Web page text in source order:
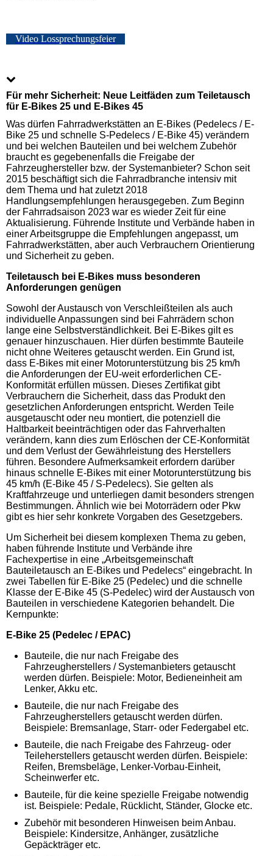
Video Lossprechungsfeier
Für mehr Sicherheit: Neue Leitfäden zum Teiletausch
für E-Bikes 25 und E-Bikes 45
Was dürfen Fahrradwerkstätten an E-Bikes (Pedelecs / E-
Bike 25 und schnelle S-Pedelecs / E-Bike 45) verändern
und bei welchen Bauteilen und bei welchem Zubehör
braucht es gegebenenfalls die Freigabe der
Fahrzeughersteller bzw. der Systemanbieter? Schon seit
2015 beschäftigt sich die Fahrradbranche intensiv mit
dem Thema und hat zuletzt 2018
Handlungsempfehlungen herausgegeben. Zum Beginn
der Fahrradsaison 2023 war es wieder Zeit für eine
Aktualisierung. Führende Institute und Verbände haben in
einer Arbeitsgruppe die Empfehlungen angepasst, um
Fahrradwerkstätten, aber auch Verbrauchern Orientierung
und Sicherheit zu geben.
Teiletausch bei E-Bikes muss besonderen
Anforderungen genügen
Sowohl der Austausch von Verschleißteilen als auch
individuelle Anpassungen sind bei Fahrrädern schon
lange eine Selbstverständlichkeit. Bei E-Bikes gilt es
genauer hinzuschauen. Hier dürfen bestimmte Bauteile
nicht ohne Weiteres getauscht werden. Ein Grund ist,
dass E-Bikes mit einer Motorunterstützung bis 25 km/h
die Anforderungen der EU-weit erforderlichen CE-
Konformität erfüllen müssen. Dieses Zertifikat gibt
Verbrauchern die Sicherheit, dass das Produkt den
gesetzlichen Anforderungen entspricht. Werden Teile
ausgetauscht oder neu montiert, die potenziell die
Haltbarkeit beeinträchtigen oder das Fahrverhalten
verändern, kann dies zum Erlöschen der CE-Konformität
und dem Verlust der Gewährleistung des Herstellers
führen. Besondere Aufmerksamkeit erfordern darüber
hinaus schnelle E-Bikes mit einer Motorunterstützung bis
45 km/h (E-Bike 45 / S-Pedelecs). Sie gelten als
Kraftfahrzeuge und unterliegen damit besonders strengen
Bestimmungen. Ähnlich wie bei Motorrädern oder Pkw
gibt es hier sehr konkrete Vorgaben des Gesetzgebers.
Um Sicherheit bei diesem komplexen Thema zu geben,
haben führende Institute und Verbände ihre
Fachexpertise in eine „Arbeitsgemeinschaft
Bauteiletausch an E-Bikes und Pedelecs“ eingebracht. In
zwei Tabellen für E-Bike 25 (Pedelec) und die schnelle
Klasse der E-Bike 45 (S-Pedelec) wird der Austausch von
Bauteilen in verschiedene Kategorien behandelt. Die
Kernpunkte:
E-Bike 25 (Pedelec / EPAC)
Bauteile, die nur nach Freigabe des
Fahrzeugherstellers / Systemanbieters getauscht
werden dürfen. Beispiele: Motor, Bedieneinheit am
Lenker, Akku etc.
Bauteile, die nur nach Freigabe des
Fahrzeugherstellers getauscht werden dürfen.
Beispiele: Bremsanlage, Starr- oder Federgabel etc.
Bauteile, die nach Freigabe des Fahrzeug- oder
Teileherstellers getauscht werden dürfen. Beispiele:
Reifen, Bremsbeläge, Lenker-Vorbau-Einheit,
Scheinwerfer etc.
Bauteile, für die keine spezielle Freigabe notwendig
ist. Beispiele: Pedale, Rücklicht, Ständer, Glocke etc.
Zubehör mit besonderen Hinweisen beim Anbau.
Beispiele: Kindersitze, Anhänger, zusätzliche
Gepäckträger etc.